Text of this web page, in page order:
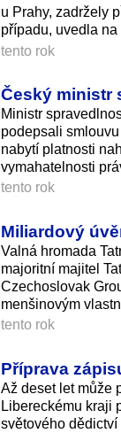
u Prahy, zadržely
případu, uvedla na
tento rok
Český ministr
Ministr
podepsali
nabytí platnosti
vymahatelnosti
tento rok
Miliardový
Valná hromada
majoritní majitel
Czechoslovak
menšinovým
tento rok
Příprava
Až deset let může
Libereckému kraji
světového dědictví